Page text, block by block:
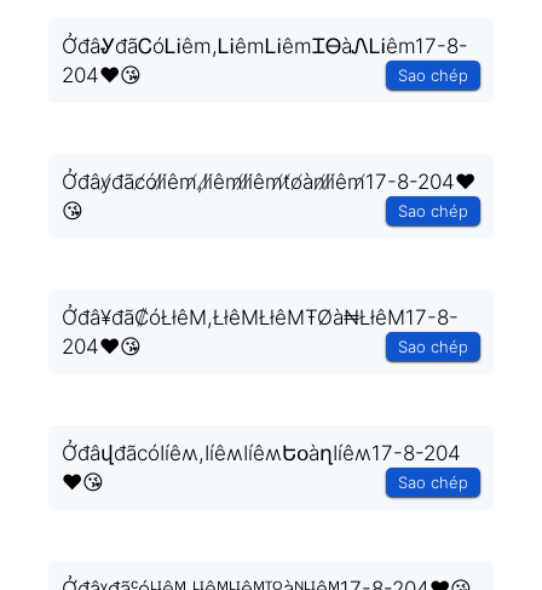
ỞđâᎽđãᏟóᏞᎥêm,ᏞᎥêmᏞᎥêmᏆᎾàᏁᏞᎥêm17-8-
204❤️😘
Sao chép
Ởđây̸đãc̸ól̸i̸êm̸,l̸i̸êm̸l̸i̸êm̸t̸o̸àn̸l̸i̸êm̸17-8-204❤️
😘
Sao chép
Ởđâ¥đã₡óŁłêM,ŁłêMŁłêMŦØà₦ŁłêM17-8-
204❤️😘
Sao chép
ỞđâվđãϲóӀíêʍ,ӀíêʍӀíêʍԵօàղӀíêʍ17-8-204
❤️😘
Sao chép